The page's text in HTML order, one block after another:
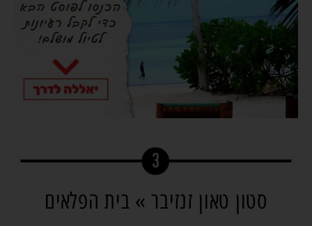
סטון טאון זנזיבר » בית הפלאים